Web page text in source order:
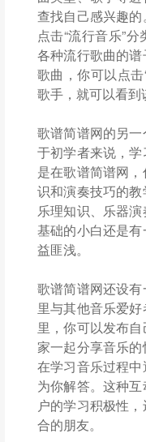
查找自己感兴趣
点击“流行音乐”
各种流行歌曲的
歌曲，你可以点
歌手，就可以看到
歌谱简谱网的另
于初学者来说，
是在歌谱简谱网
识和演奏技巧的
乐理知识、乐器
基础的小白还是
益匪浅。
歌谱简谱网还设
里与其他音乐爱
里，你可以发布
家一起分享音乐
在学习音乐过程
为你解答。这种
户的学习积极性
合的朋友。